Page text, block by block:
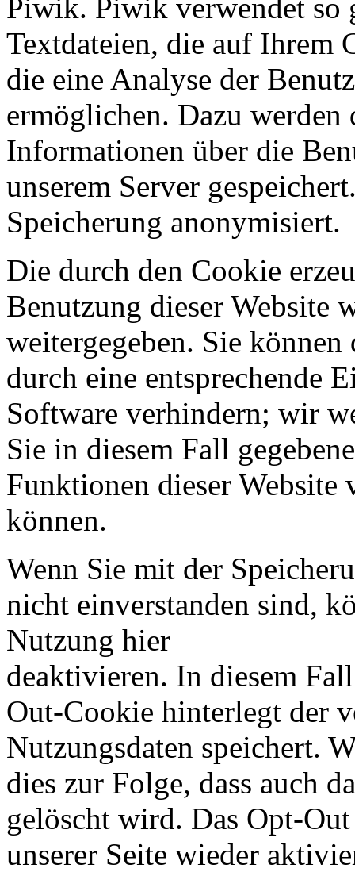
Piwik. Piwik verwendet so
Textdateien, die auf Ihrem
die eine Analyse der
ermöglichen. Dazu
Informationen über die
unserem Server
Speicherung anonymisiert.
Die durch den Cookie
Benutzung dieser Website
weitergegeben. Sie
durch eine entsprechende
Software verhindern; wir
Sie in diesem Fall
Funktionen dieser
können.
Wenn Sie mit der
nicht einverstanden sind,
Nutzung hier
deaktivieren. In diesem
Out-Cookie hinterlegt der
Nutzungsdaten speichert.
dies zur Folge, dass auch
gelöscht wird. Das Opt-
unserer Seite wieder